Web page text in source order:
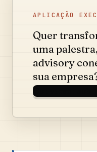
APLICAÇÃO
Quer
uma
advisory
sua